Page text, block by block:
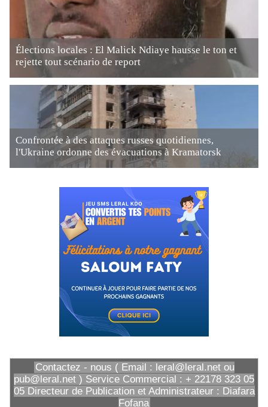
Élections locales : El Malick Ndiaye hausse le ton et
rejette tout scénario de report
Confrontée à des attaques russes quotidiennes,
l'Ukraine ordonne des évacuations à Kramatorsk
Contactez - nous ( Email : leral@leral.net ou
pub@leral.net ) Service Commercial : + 22178 323 05
05 Directeur de Publication et Administrateur : Diafara
Fofana